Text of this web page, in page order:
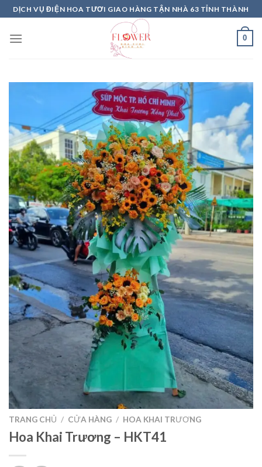
Skip
to
content
DỊCH VỤ ĐIỆN HOA TƯƠI GIAO HÀNG TẬN NHÀ 63 TỈNH THÀNH
0
TRANG CHỦ / CỬA HÀNG / HOA KHAI TRƯƠNG
Hoa Khai Trương – HKT41